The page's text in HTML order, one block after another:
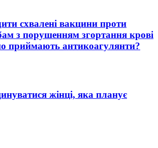
схвалені вакцини проти
з порушенням згортання крові
приймають антикоагулянти?
жінці, яка планує